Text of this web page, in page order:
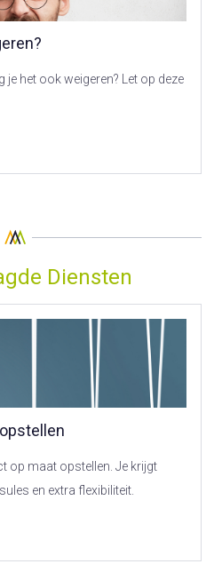
het ook weigeren? Let op deze
Diensten
op maat opstellen. Je krijgt
en extra flexibiliteit.